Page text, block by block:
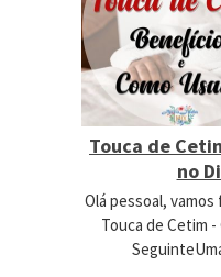
Touca de
no
Olá pessoal,
Touca de Cetim